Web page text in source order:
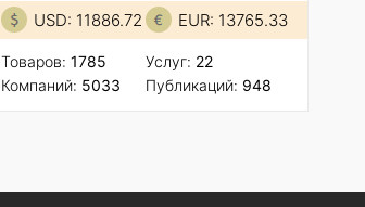
USD: 11886.72 EUR: 13765.33
Товаров: 1785
Компаний: 5033
Услуг: 22
Публикаций: 948